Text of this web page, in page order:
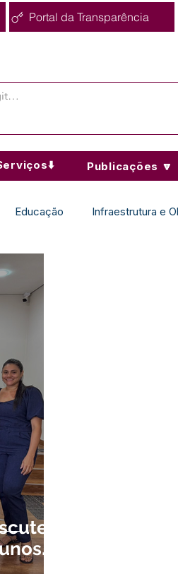
Portal da Transparência
Publicações 🔽
Educação Infraestrutura e
Lazer
Convite
Esporte